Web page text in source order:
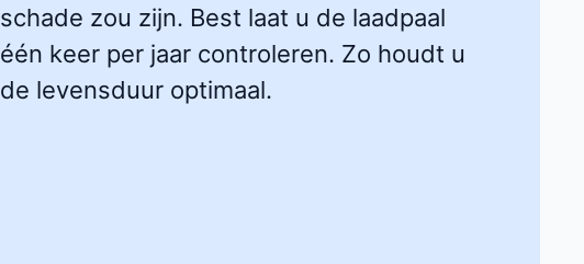
schade zou zijn. Best laat u de laadpaal
één keer per jaar controleren. Zo houdt u
de levensduur optimaal.